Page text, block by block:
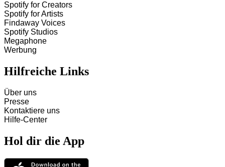
Spotify for Creators
Spotify for Artists
Findaway Voices
Spotify Studios
Megaphone
Werbung
Hilfreiche Links
Über uns
Presse
Kontaktiere uns
Hilfe-Center
Hol dir die App